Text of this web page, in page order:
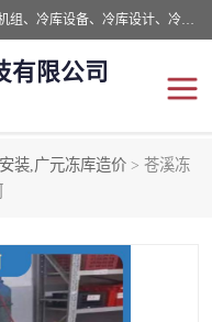
四川美柯冷冻库安装工程有限公司一家以冷库机组、冷库设备、冷库设计、冷冻库设备销售、冷库安装、冻库安装价格及技术服务为一体的综合企业，咨询热线：同等设备材料优惠10% 。公司各种类型安装组合式冷库、冷冻库、冷藏库、气调保鲜库、并提供成套设备供应、安装与调试、维护与维修、技术咨询、操作维修人员技术培训等
有限公司
装,广元冻库造价 > 苍溪冻
川冷库，四川冻库安装
阳冻库,绵阳保鲜冷库
元冻库安装,广元冻库造